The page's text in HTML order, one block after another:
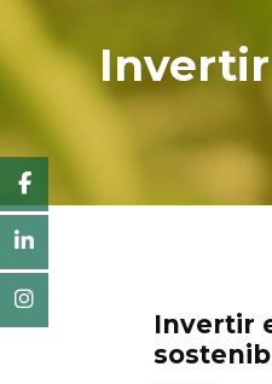
Invertir